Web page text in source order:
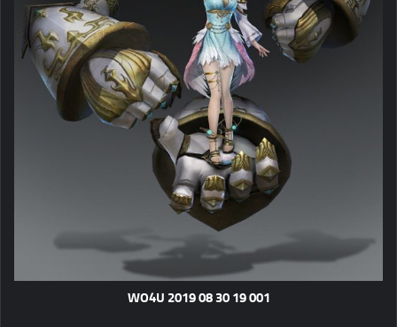
WO4U 2019 08 30 19 001